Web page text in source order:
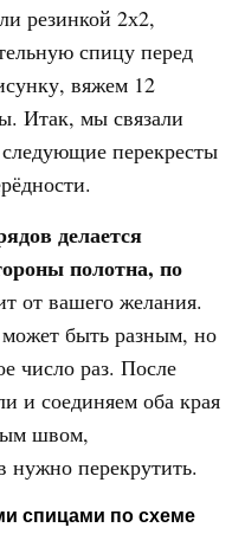
резинкой 2х2,
спицу перед
вяжем 12
Итак, мы связали
перекресты
делается
полотна, по
от вашего желания.
может быть разным, но
число раз. После
и соединяем оба края
швом,
нужно перекрутить.
спицами по схеме